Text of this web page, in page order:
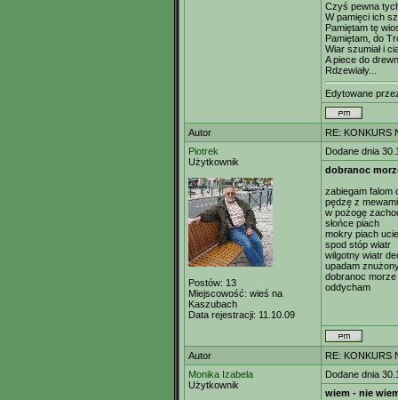
Czyś pewna
W pamięci ich
Pamiętam tę
Pamiętam, do
Wiar szumiał i
A piece do
Rdzewiały...
Edytowane
Autor
RE: KONKURS
Piotrek
Użytkownik
Postów: 13
Miejscowość: wieś na
Kaszubach
Data rejestracji: 11.10.09
Dodane dnia
dobranoc
zabiegam falom
pędzę z
w pożogę
słońce piach
mokry piach
spod stóp wiatr
wilgotny wiatr
upadam
dobranoc morze
oddycham
Autor
RE: KONKURS
Monika Izabela
Użytkownik
Dodane dnia
wiem - nie